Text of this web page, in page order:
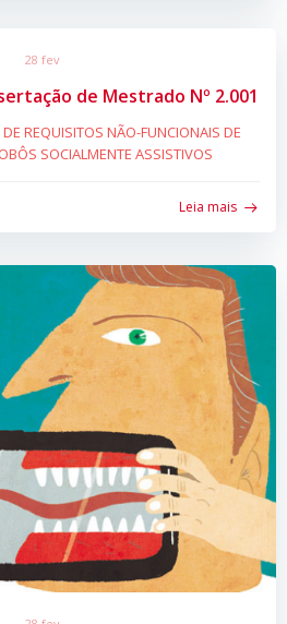
28 fev
de Mestrado Nº 2.001
REQUISITOS NÃO-FUNCIONAIS DE
SOCIALMENTE ASSISTIVOS
Leia mais